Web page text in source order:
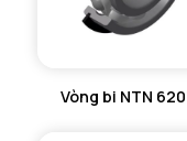
Vòng bi NTN